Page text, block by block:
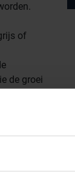
of
de groei
voor